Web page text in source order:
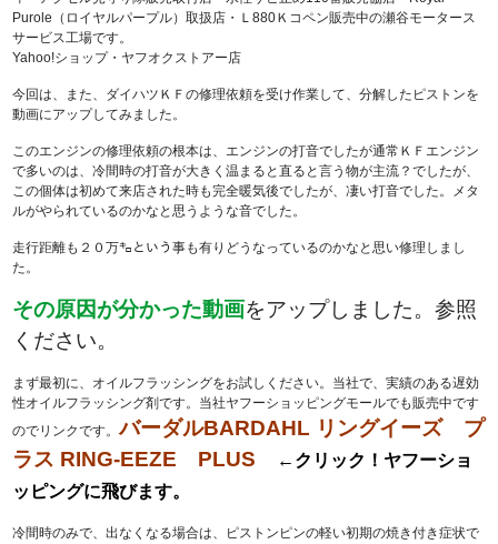
Purole（ロイヤルパープル）取扱店・Ｌ880Ｋコペン販売中の瀬谷モータース
サービス工場です。
Yahoo!ショップ・ヤフオクストアー店
今回は、また、ダイハツＫＦの修理依頼を受け作業して、分解したピストンを
動画にアップしてみました。
このエンジンの修理依頼の根本は、エンジンの打音でしたが通常ＫＦエンジン
で多いのは、冷間時の打音が大きく温まると直ると言う物が主流？でしたが、
この個体は初めて来店された時も完全暖気後でしたが、凄い打音でした。メタ
ルがやられているのかなと思うような音でした。
走行距離も２０万㌔という事も有りどうなっているのかなと思い修理しまし
た。
その原因が分かった動画をアップしました。参照
ください。
まず最初に、オイルフラッシングをお試しください。当社で、実績のある遅効
性オイルフラッシング剤です。当社ヤフーショッピングモールでも販売中です
のでリンクです。バーダルBARDAHL リングイーズ プ
ラス RING‐EEZE PLUS
←クリック！ヤフーショ
ッピングに飛びます。
冷間時のみで、出なくなる場合は、ピストンピンの軽い初期の焼き付き症状で